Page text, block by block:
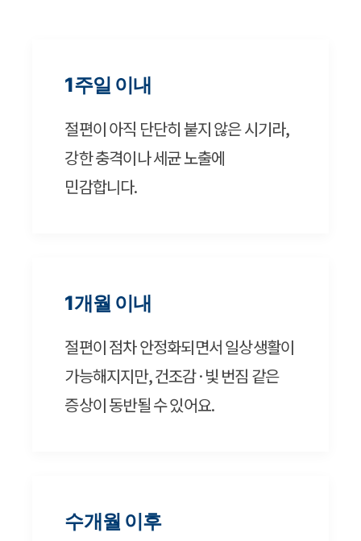
1주일 이내
절편이 아직 단단히 붙지 않은 시기라,
강한 충격이나 세균 노출에
민감합니다.
1개월 이내
절편이 점차 안정화되면서 일상생활이
가능해지지만, 건조감·빛 번짐 같은
증상이 동반될 수 있어요.
수개월 이후